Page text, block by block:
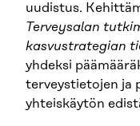
uudistus.
Terveysalan
kasvustrategian
yhdeksi
terveystietojen ja
yhteiskäytön